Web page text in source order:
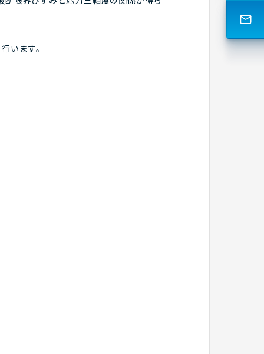
います。